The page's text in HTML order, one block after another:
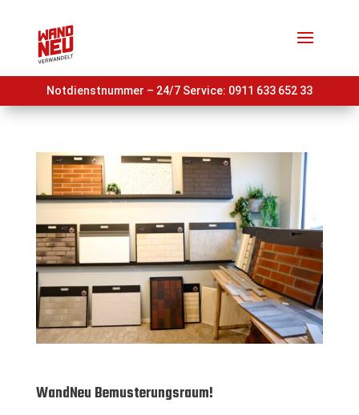
Notdienstnummer – 24/7 Service: 0911 633 652 33
WandNeu Bemusterungsraum!